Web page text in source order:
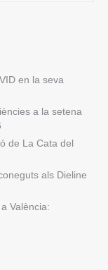
en la seva
a la setena
de La Cata del
als Dieline
València: